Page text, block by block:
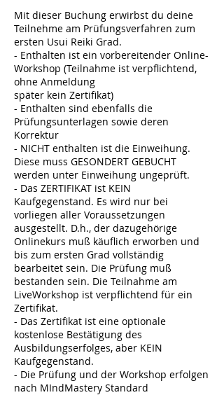
Mit dieser Buchung erwirbst du deine
Teilnehme am Prüfungsverfahren zum
ersten Usui Reiki Grad.
- Enthalten ist ein vorbereitender Online-
Workshop (Teilnahme ist verpflichtend,
ohne Anmeldung
später kein Zertifikat)
- Enthalten sind ebenfalls die
Prüfungsunterlagen sowie deren
Korrektur
- NICHT enthalten ist die Einweihung.
Diese muss GESONDERT GEBUCHT
werden unter Einweihung ungeprüft.
- Das ZERTIFIKAT ist KEIN
Kaufgegenstand. Es wird nur bei
vorliegen aller Voraussetzungen
ausgestellt. D.h., der dazugehörige
Onlinekurs muß käuflich erworben und
bis zum ersten Grad vollständig
bearbeitet sein. Die Prüfung muß
bestanden sein. Die Teilnahme am
LiveWorkshop ist verpflichtend für ein
Zertifikat.
- Das Zertifikat ist eine optionale
kostenlose Bestätigung des
Ausbildungserfolges, aber KEIN
Kaufgegenstand.
- Die Prüfung und der Workshop erfolgen
nach MIndMastery Standard